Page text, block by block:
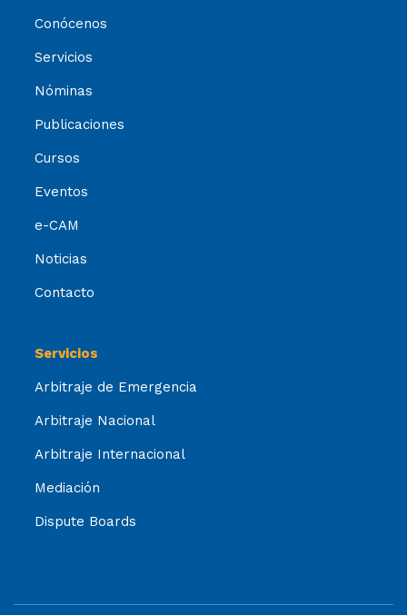
Conócenos
Servicios
Nóminas
Publicaciones
Cursos
Eventos
e-CAM
Noticias
Contacto
Servicios
Arbitraje de Emergencia
Arbitraje Nacional
Arbitraje Internacional
Mediación
Dispute Boards